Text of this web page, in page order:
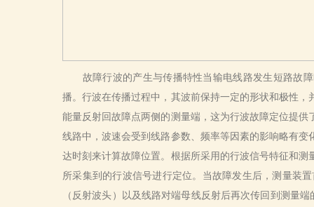
故障行波的产生与传播特性当输电线路发生短路故障
播。行波在传播过程中，其波前保持一定的形状和极性
能量反射回故障点两侧的测量端，这为行波故障定位提
线路中，波速会受到线路参数、频率等因素的影响略有
达时刻来计算故障位置。根据所采用的行波信号特征和
所采集到的行波信号进行定位。当故障发生后，测量装
（反射波头）以及线路对端母线反射后再次传回到测量